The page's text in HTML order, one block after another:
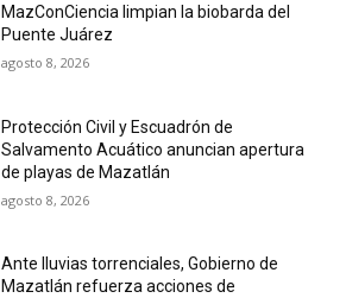
MazConCiencia limpian la biobarda del
Puente Juárez
agosto 8, 2026
Protección Civil y Escuadrón de
Salvamento Acuático anuncian apertura
de playas de Mazatlán
agosto 8, 2026
Ante lluvias torrenciales, Gobierno de
Mazatlán refuerza acciones de